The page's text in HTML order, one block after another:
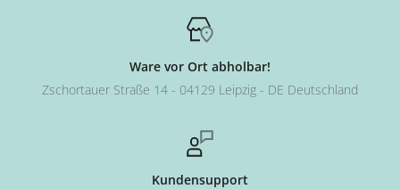
Ware vor Ort abholbar!
Zschortauer Straße 14 - 04129 Leipzig - DE Deutschland
Kundensupport